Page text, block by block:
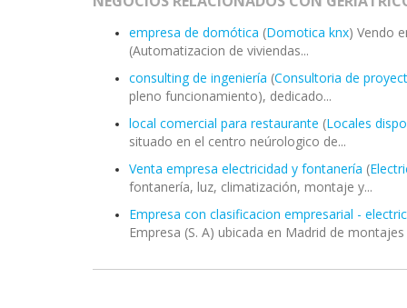
empresa de domótica (Domotica knx) Vendo
(Automatizacion de viviendas...
consulting de ingeniería (Consultoria de
pleno funcionamiento), dedicado...
local comercial para restaurante (Locales
situado en el centro neúrologico de...
Venta empresa electricidad y fontanería (
fontanería, luz, climatización, montaje y...
Empresa con clasificacion empresarial -
Empresa (S. A) ubicada en Madrid de